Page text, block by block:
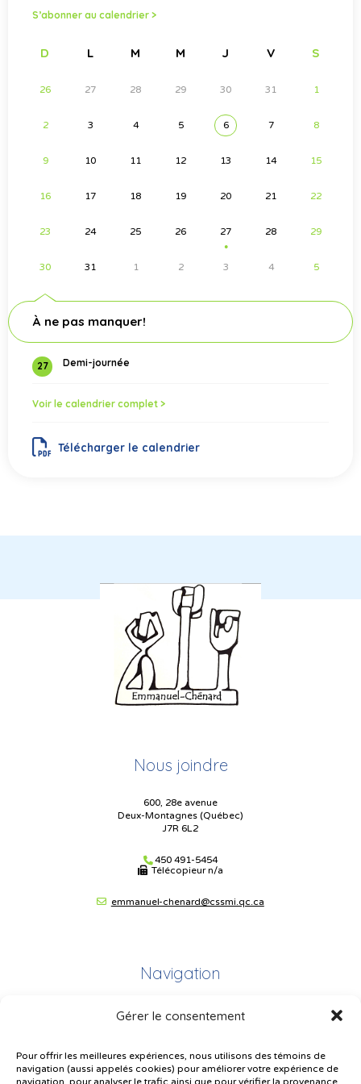
Gérer le consentement
Pour offrir les meilleures expériences, nous utilisons des témoins de
navigation (aussi appelés cookies) pour améliorer votre expérience de
navigation, pour analyser le trafic ainsi que pour vérifier la provenance
S’abonner au calendrier >
D L M M J V S
26 27 28 29 30 31 1
2 3 4 5 6 7 8
9 10 11 12 13 14 15
16 17 18 19 20 21 22
23 24 25 26 27
●
28 29
30 31 1 2 3 4 5
À ne pas manquer!
27 Demi-journée
Voir le calendrier complet >
Télécharger le calendrier
Nous joindre
600, 28e avenue
Deux-Montagnes (Québec)
J7R 6L2
450 491-5454
Télécopieurn/a
emmanuel-chenard@cssmi.qc.ca
Navigation
Plan du site
Plainte – service à l’élève